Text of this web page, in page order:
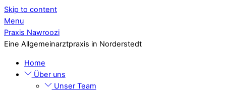
Skip to content
Menu
Praxis Nawroozi
Eine Allgemeinarztpraxis in Norderstedt
Home
Über uns
Unser Team